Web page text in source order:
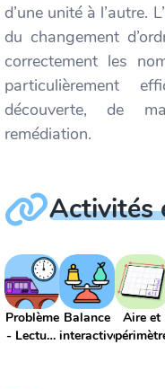
d’une unité à l’autre.
du changement
correctement les
particulièrement
découverte, de
remédiation.
Activités
Problème
- Lecture
Balance
interactive
Aire et